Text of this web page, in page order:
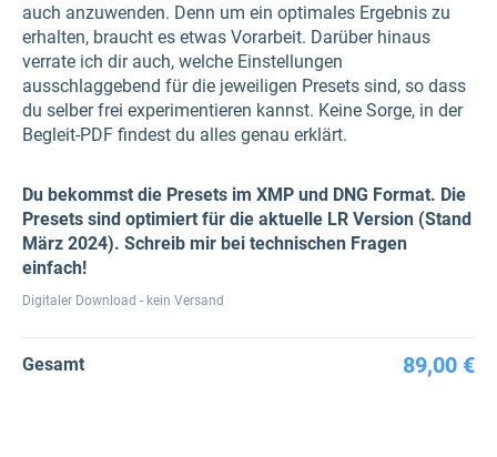
auch anzuwenden. Denn um ein optimales Ergebnis zu
erhalten, braucht es etwas Vorarbeit. Darüber hinaus
verrate ich dir auch, welche Einstellungen
ausschlaggebend für die jeweiligen Presets sind, so dass
du selber frei experimentieren kannst. Keine Sorge, in der
Begleit-PDF findest du alles genau erklärt.
Du bekommst die Presets im XMP und DNG Format. Die
Presets sind optimiert für die aktuelle LR Version (Stand
März 2024). Schreib mir bei technischen Fragen
einfach!
Digitaler Download - kein Versand
Gesamt 89,00 €